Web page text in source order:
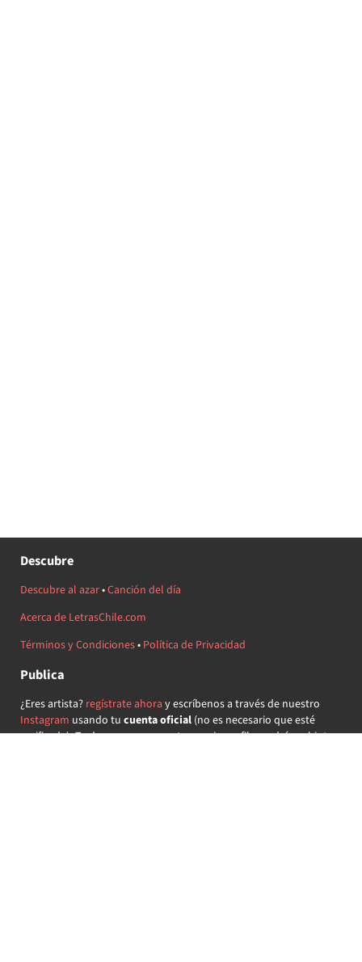
Descubre
Descubre al azar•Canción del día
Acerca de LetrasChile.com
Términos y Condiciones• Política de Privacidad
Publica
¿Eres artista? regístrate ahora y escríbenos a través de nuestro
Instagram usando tu cuenta oficial(no es necesario que esté
verificada) ¡Te daremos acceso a tu propio perfil y podrás subir tus